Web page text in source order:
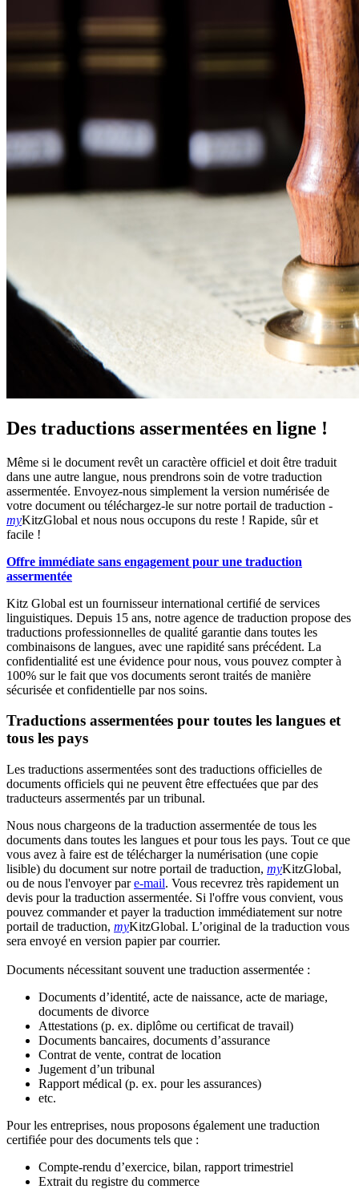
Des traductions assermentées en ligne !
Même si le document revêt un caractère officiel et doit être traduit
dans une autre langue, nous prendrons soin de votre traduction
assermentée. Envoyez-nous simplement la version numérisée de
votre document ou téléchargez-le sur notre portail de traduction -
myKitzGlobal et nous nous occupons du reste ! Rapide, sûr et
facile !
Offre immédiate sans engagement pour une traduction
assermentée
Kitz Global est un fournisseur international certifié de services
linguistiques. Depuis 15 ans, notre agence de traduction propose des
traductions professionnelles de qualité garantie dans toutes les
combinaisons de langues, avec une rapidité sans précédent. La
confidentialité est une évidence pour nous, vous pouvez compter à
100% sur le fait que vos documents seront traités de manière
sécurisée et confidentielle par nos soins.
Traductions assermentées pour toutes les langues et
tous les pays
Les traductions assermentées sont des traductions officielles de
documents officiels qui ne peuvent être effectuées que par des
traducteurs assermentés par un tribunal.
Nous nous chargeons de la traduction assermentée de tous les
documents dans toutes les langues et pour tous les pays. Tout ce que
vous avez à faire est de télécharger la numérisation (une copie
lisible) du document sur notre portail de traduction, myKitzGlobal,
ou de nous l'envoyer pare-mail. Vous recevrez très rapidement un
devis pour la traduction assermentée. Si l'offre vous convient, vous
pouvez commander et payer la traduction immédiatement sur notre
portail de traduction, myKitzGlobal. L’original de la traduction vous
sera envoyé en version papier par courrier.
Documents nécessitant souvent une traduction assermentée :
Documents d’identité, acte de naissance, acte de mariage,
documents de divorce
Attestations (p. ex. diplôme ou certificat de travail)
Documents bancaires, documents d’assurance
Contrat de vente, contrat de location
Jugement d’un tribunal
Rapport médical (p. ex. pour les assurances)
etc.
Pour les entreprises, nous proposons également une traduction
certifiée pour des documents tels que :
Compte-rendu d’exercice, bilan, rapport trimestriel
Extrait du registre du commerce